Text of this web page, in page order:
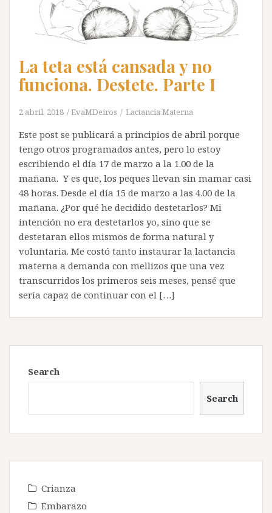
La teta está cansada y no
funciona. Destete. Parte I
2 abril, 2018 EvaMDeiros Lactancia Materna
Este post se publicará a principios de abril porque
tengo otros programados antes, pero lo estoy
escribiendo el día 17 de marzo a la 1.00 de la
mañana. Y es que, los peques llevan sin mamar casi
48 horas. Desde el día 15 de marzo a las 4.00 de la
mañana. ¿Por qué he decidido destetarlos? Mi
intención no era destetarlos yo, sino que se
destetaran ellos mismos de forma natural y
voluntaria. Me costó tanto instaurar la lactancia
materna a demanda con mellizos que una vez
transcurridos los primeros seis meses, pensé que
sería capaz de continuar con el […]
Search
Search
Crianza
Embarazo